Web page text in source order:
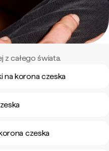
z całego świata.
na korona czeska
czeska